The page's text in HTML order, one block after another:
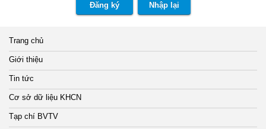
Trang chủ
Giới thiệu
Tin tức
Cơ sở dữ liệu KHCN
Tạp chí BVTV